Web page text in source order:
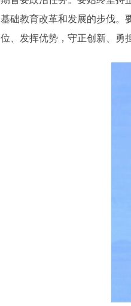
基础教育改革和发展的步伐。
位、发挥优势，守正创新、勇